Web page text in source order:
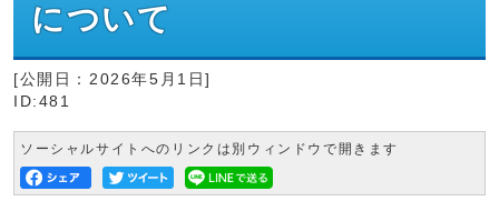
について
[公開日： 2026年5月1日]
ID:481
ソーシャルサイトへのリンクは別ウィンドウで開きます